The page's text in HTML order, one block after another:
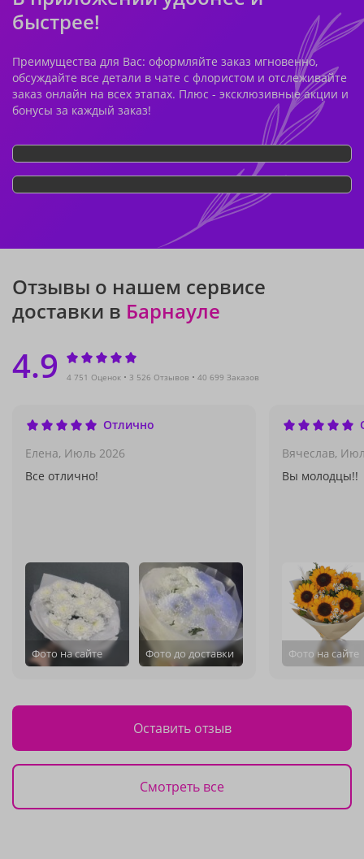
быстрее!
Преимущества для Вас: оформляйте заказ мгновенно,
обсуждайте все детали в чате с флористом и отслеживайте
заказ онлайн на всех этапах. Плюс - эксклюзивные акции и
бонусы за каждый заказ!
Отзывы о нашем сервисе
доставки в Барнауле
4.9 4 751 Оценок 3 526 Отзывов 40 699 Заказов
Отлично
Елена, Июль 2026
Все отлично!
Фото на сайте Фото до доставки
Вячеслав,
Вы молодцы!!
Фото на сайте
Оставить отзыв
Смотреть все